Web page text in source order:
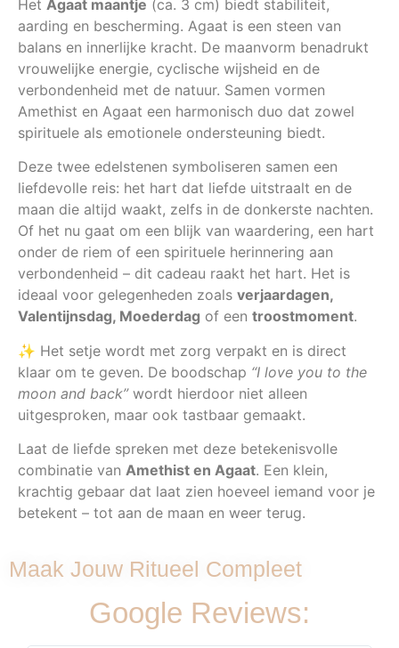
Het Agaat maantje (ca. 3 cm) biedt stabiliteit,
aarding en bescherming. Agaat is een steen van
balans en innerlijke kracht. De maanvorm benadrukt
vrouwelijke energie, cyclische wijsheid en de
verbondenheid met de natuur. Samen vormen
Amethist en Agaat een harmonisch duo dat zowel
spirituele als emotionele ondersteuning biedt.
Deze twee edelstenen symboliseren samen een
liefdevolle reis: het hart dat liefde uitstraalt en de
maan die altijd waakt, zelfs in de donkerste nachten.
Of het nu gaat om een blijk van waardering, een hart
onder de riem of een spirituele herinnering aan
verbondenheid – dit cadeau raakt het hart. Het is
ideaal voor gelegenheden zoals verjaardagen,
Valentijnsdag, Moederdag of een troostmoment.
✨ Het setje wordt met zorg verpakt en is direct
klaar om te geven. De boodschap “I love you to the
moon and back”wordt hierdoor niet alleen
uitgesproken, maar ook tastbaar gemaakt.
Laat de liefde spreken met deze betekenisvolle
combinatie van Amethist en Agaat. Een klein,
krachtig gebaar dat laat zien hoeveel iemand voor je
betekent – tot aan de maan en weer terug.
Maak Jouw Ritueel Compleet
Google Reviews: